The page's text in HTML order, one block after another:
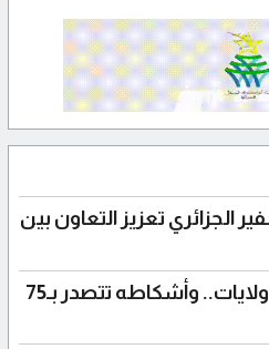
الجزائري تعزيز التعاون بين
تساقطات مطرية على 9 ولايات.. وأشكاطه تتصدر بـ75